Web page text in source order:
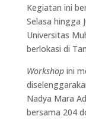
Kegiatan ini
Selasa hingga
Universitas
berlokasi di
Workshopini
Nadya Mara
bersama 204